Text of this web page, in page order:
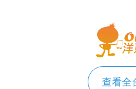
查看全